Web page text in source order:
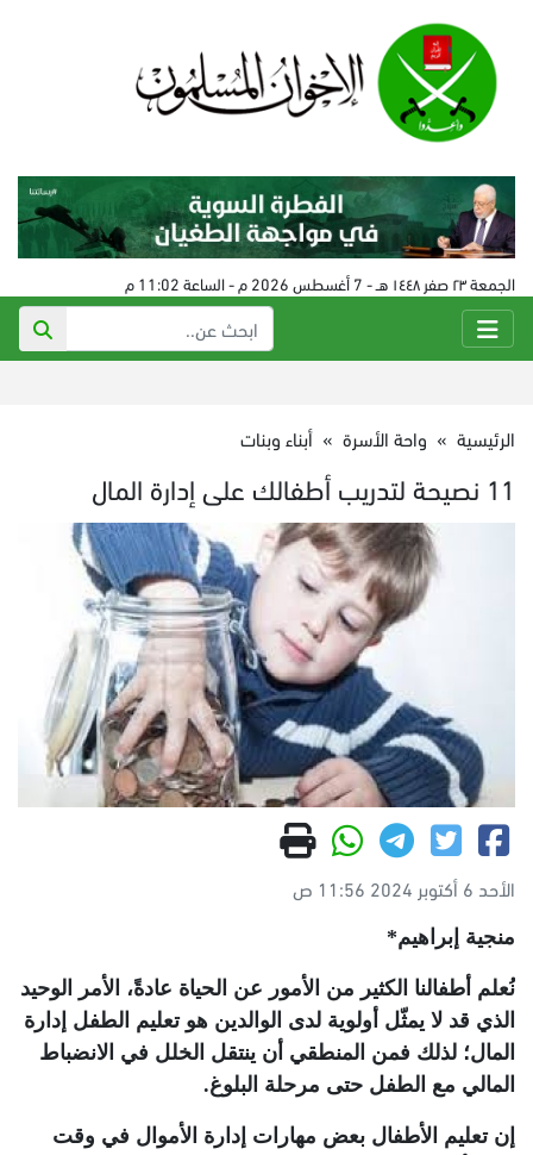
الجمعة ٢٣ صفر ١٤٤٨ هـ - 7 أغسطس 2026 م - الساعة 11:02 م
الرئيسية » واحة الأسرة » أبناء وبنات
11 نصيحة لتدريب أطفالك على إدارة المال
الأحد 6 أكتوبر 2024 11:56 ص
منجية إبراهيم*
نُعلم أطفالنا الكثير من الأمور عن الحياة عادةً، الأمر الوحيد
الذي قد لا يمثّل أولوية لدى الوالدين هو تعليم الطفل إدارة
المال؛ لذلك فمن المنطقي أن ينتقل الخلل في الانضباط
المالي مع الطفل حتى مرحلة البلوغ.
إن تعليم الأطفال بعض مهارات إدارة الأموال في وقت